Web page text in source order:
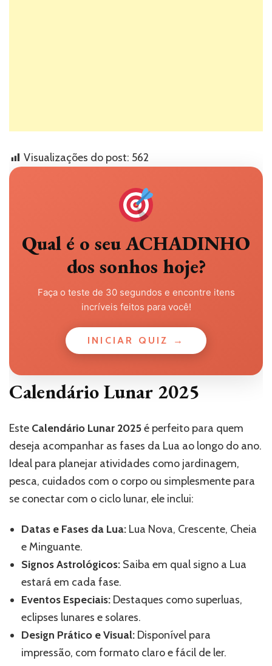
Visualizações do post: 562
Qual é o seu ACHADINHO
dos sonhos hoje?
Faça o teste de 30 segundos e encontre itens
incríveis feitos para você!
INICIAR QUIZ →
Calendário Lunar 2025
Este Calendário Lunar 2025é perfeito para quem
deseja acompanhar as fases da Lua ao longo do ano.
Ideal para planejar atividades como jardinagem,
pesca, cuidados com o corpo ou simplesmente para
se conectar com o ciclo lunar, ele inclui:
Datas e Fases da Lua: Lua Nova, Crescente, Cheia
e Minguante.
Signos Astrológicos: Saiba em qual signo a Lua
estará em cada fase.
Eventos Especiais: Destaques como superluas,
eclipses lunares e solares.
Design Prático e Visual: Disponível para
impressão, com formato claro e fácil de ler.